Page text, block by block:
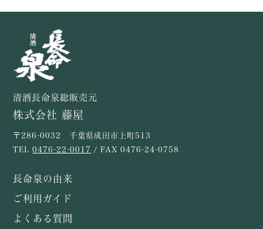
清酒長命泉総販売元
株式会社 藤屋
〒286-0032 千葉県成田市上町513
TEL0476-22-0017 / FAX 0476-24-0758
長命泉の由来
ご利用ガイド
よくある質問